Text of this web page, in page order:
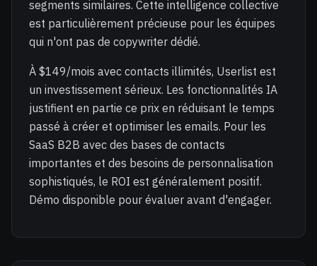
segments similaires. Cette intelligence collective
est particulièrement précieuse pour les équipes
qui n'ont pas de copywriter dédié.
À $149/mois avec contacts illimités, Userlist est
un investissement sérieux. Les fonctionnalités IA
justifient en partie ce prix en réduisant le temps
passé à créer et optimiser les emails. Pour les
SaaS B2B avec des bases de contacts
importantes et des besoins de personnalisation
sophistiqués, le ROI est généralement positif.
Démo disponible pour évaluer avant d'engager.